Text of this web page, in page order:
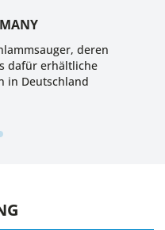
deren
dafür erhältliche
in Deutschland